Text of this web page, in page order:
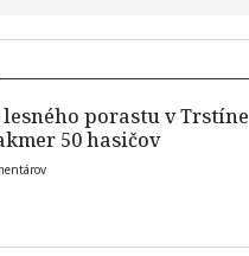
porastu v Trstíne
50 hasičov